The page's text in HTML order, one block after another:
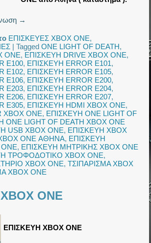
→
ΕΠΙΣΚΕΥΕΣ XBOX ONE,
|Tagged ONE LIGHT OF DEATH,
ONE, ΕΠΙΣΚΕΥΗ DRIVE XBOX ONE,
E100, ΕΠΙΣΚΕΥΗ ERROR E101,
E102, ΕΠΙΣΚΕΥΗ ERROR E105,
E106, ΕΠΙΣΚΕΥΗ ERROR E200,
E203, ΕΠΙΣΚΕΥΗ ERROR E204,
E206, ΕΠΙΣΚΕΥΗ ERROR E207,
E305, ΕΠΙΣΚΕΥΗ HDMI XBOX ONE,
ONE, ΕΠΙΣΚΕΥΗ ONE LIGHT OF
ONE LIGHT OF DEATH XBOX ONE
USB XBOX ONE, ΕΠΙΣΚΕΥΗ XBOX
ONE ΑΘΗΝΑ, ΕΠΙΣΚΕΥΗ
, ΕΠΙΣΚΕΥΗ ΜΗΤΡΙΚΗΣ XBOX ONE
ΤΡΟΦΟΔΟΤΙΚΟ XBOX ONE,
XBOX ONE,ΤΣΙΠΑΡΙΣΜΑ XBOX
XBOX ONE
ONE
ΕΠΙΣΚΕΥΗ XBOX ONE